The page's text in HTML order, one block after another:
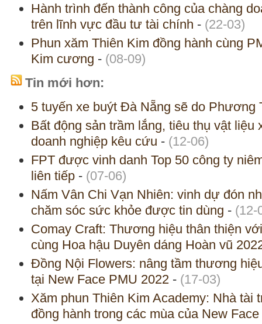
Hành trình đến thành công của chàng
trên lĩnh vực đầu tư tài chính - (22-03)
Phun xăm Thiên Kim đồng hành cùng
Kim cương - (08-09)
Tin mới hơn:
5 tuyến xe buýt Đà Nẵng sẽ do Phương
Bất động sản trầm lắng, tiêu thụ vật liệu
doanh nghiệp kêu cứu - (12-06)
FPT được vinh danh Top 50 công ty
liên tiếp - (07-06)
Nấm Vân Chi Vạn Nhiên: vinh dự đón
chăm sóc sức khỏe được tin dùng - (12-
Comay Craft: Thương hiệu thân thiện
cùng Hoa hậu Duyên dáng Hoàn vũ
Đồng Nội Flowers: nâng tầm thương
tại New Face PMU 2022 - (17-03)
Xăm phun Thiên Kim Academy: Nhà tài
đồng hành trong các mùa của New